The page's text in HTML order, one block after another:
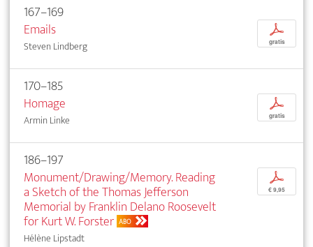
167–169
Emails
Steven Lindberg
p
gratis
170–185
Homage
Armin Linke
p
gratis
186–197
Monument/Drawing/Memory. Reading
a Sketch of the Thomas Jefferson
Memorial by Franklin Delano Roosevelt
for Kurt W. Forster ABO
Hélène Lipstadt
p
€ 9,95